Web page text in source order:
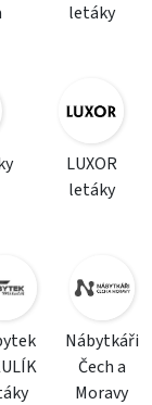
letáky
LUXOR
letáky
Nábytkáři
Čech a
Moravy